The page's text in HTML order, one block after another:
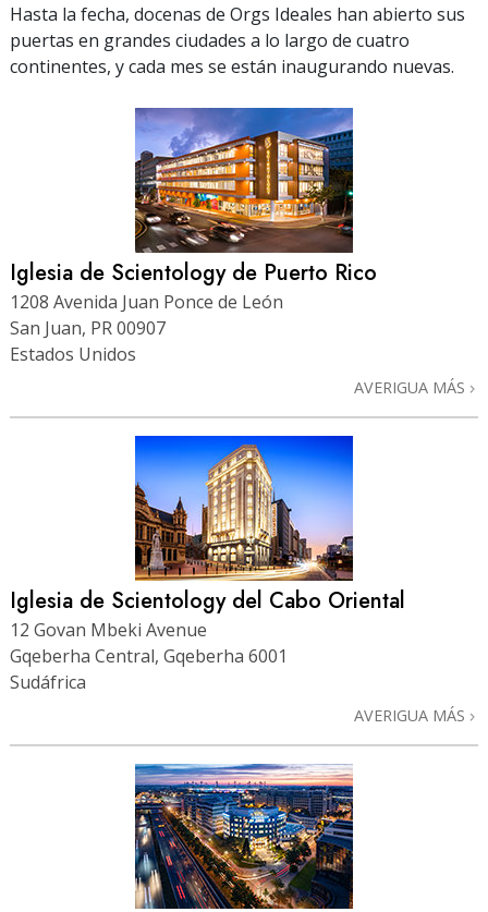
Hasta la fecha, docenas de Orgs Ideales han abierto sus
puertas en grandes ciudades a lo largo de cuatro
continentes, y cada mes se están inaugurando nuevas.
Iglesia de Scientology de Puerto Rico
1208 Avenida Juan Ponce de León
San Juan, PR 00907
Estados Unidos
AVERIGUA MÁS
Iglesia de Scientology del Cabo Oriental
12 Govan Mbeki Avenue
Gqeberha Central, Gqeberha 6001
Sudáfrica
AVERIGUA MÁS